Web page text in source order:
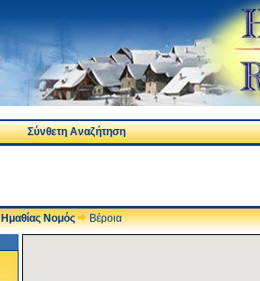
Σύνθετη Αναζήτηση
Ημαθίας Νομός
Βέροια